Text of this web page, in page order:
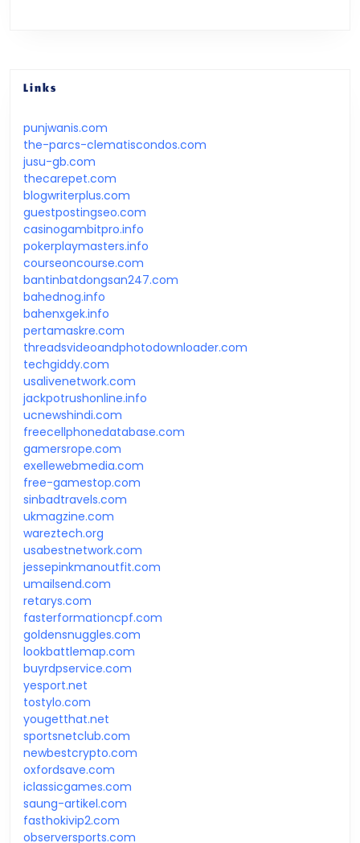
Links
punjwanis.com
the-parcs-clematiscondos.com
jusu-gb.com
thecarepet.com
blogwriterplus.com
guestpostingseo.com
casinogambitpro.info
pokerplaymasters.info
courseoncourse.com
bantinbatdongsan247.com
bahednog.info
bahenxgek.info
pertamaskre.com
threadsvideoandphotodownloader.com
techgiddy.com
usalivenetwork.com
jackpotrushonline.info
ucnewshindi.com
freecellphonedatabase.com
gamersrope.com
exellewebmedia.com
free-gamestop.com
sinbadtravels.com
ukmagzine.com
wareztech.org
usabestnetwork.com
jessepinkmanoutfit.com
umailsend.com
retarys.com
fasterformationcpf.com
goldensnuggles.com
lookbattlemap.com
buyrdpservice.com
yesport.net
tostylo.com
yougetthat.net
sportsnetclub.com
newbestcrypto.com
oxfordsave.com
iclassicgames.com
saung-artikel.com
fasthokivip2.com
observersports.com